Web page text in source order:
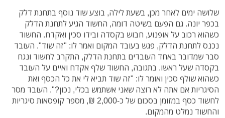
שלושה ימים לאחר מכן, בשעת לילה, בוצע שוד נוסף בתחנת דלק
בכפר יונה. גם הפעם בשיטה דומה, החשוד הגיע לתחנת הדלק
כשהוא רכוב על אופנוע, חבוש בקסדה ובידו סכין ואקדח. החשוד
נכנס לתחנת הדלק, פגש בעובד המקום ואמר לו: "זה שוד". העובד
סבר שמדובר באחד העובדים בתחנת הדלק, התקרב לחשוד ונגח
בקסדה שעל ראשו. בתגובה, החשוד שלף אקדח ואיים על העובד
כשהוא שולף סכין ואומר לו: "זה שוד תביא לי את כל הכסף ואת
הסיגריות אם אתה לא רוצה שאני אשתמש בכלי, נכון?". העובד מסר
לחשוד כסף במזומן בסכום של כ-2,000 ₪, מספר קופסאות סיגריות
והחשוד נמלט מהמקום.